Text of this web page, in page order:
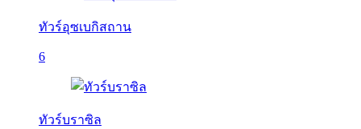
ทัวร์อุซเบกิสถาน
6
ทัวร์บราซิล